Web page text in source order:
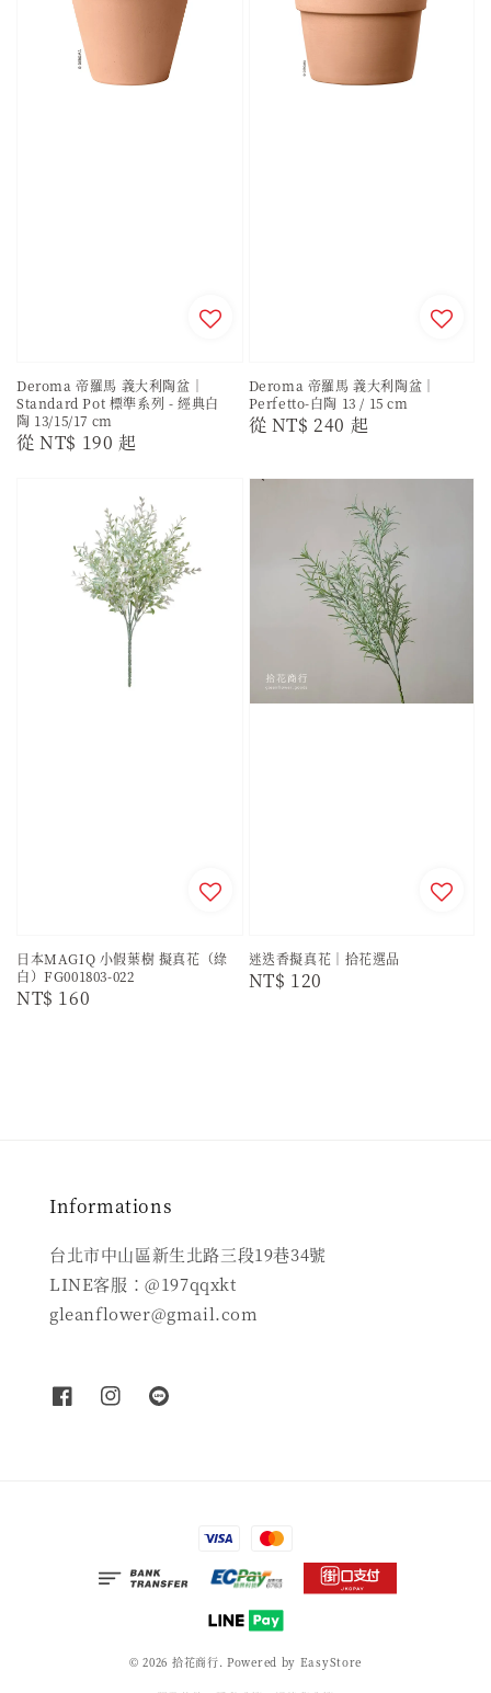
Deroma 帝羅馬 義大利陶盆｜
Standard Pot 標準系列 - 經典白
陶 13/15/17 cm
Regular
從NT$ 190 起
Deroma 帝羅馬 義大利陶盆｜
Perfetto-白陶 13 / 15 cm
Regular
從 NT$ 240 起
日本MAGIQ 小假葉樹 擬真花（綠
白）FG001803-022
Regular
NT$ 160
迷迭香擬真花｜拾花選品
Regular
NT$ 120
Informations
台北市中山區新生北路三段19巷34號
LINE客服：@197qqxkt
gleanflower@gmail.com
© 2026 拾花商行. Powered by EasyStore